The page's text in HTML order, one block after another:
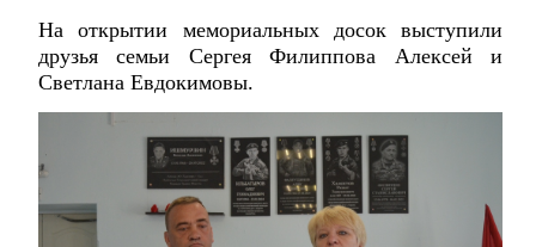
На открытии мемориальных досок выступили
друзья семьи Сергея Филиппова Алексей и
Светлана Евдокимовы.